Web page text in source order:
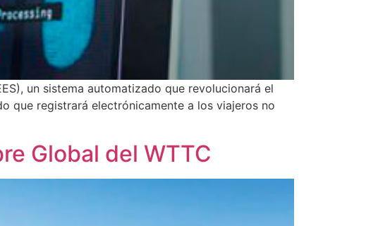
un sistema automatizado que revolucionará el
que registrará electrónicamente a los viajeros no
Global del WTTC